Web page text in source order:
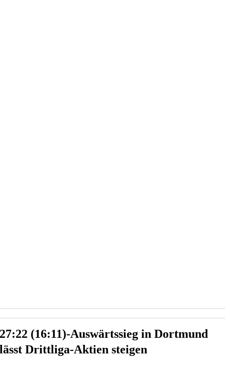
27:22 (16:11)-Auswärtssieg in Dortmund
lässt Drittliga-Aktien steigen